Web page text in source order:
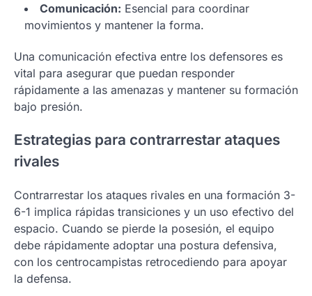
Comunicación: Esencial para coordinar
movimientos y mantener la forma.
Una comunicación efectiva entre los defensores es
vital para asegurar que puedan responder
rápidamente a las amenazas y mantener su formación
bajo presión.
Estrategias para contrarrestar ataques
rivales
Contrarrestar los ataques rivales en una formación 3-
6-1 implica rápidas transiciones y un uso efectivo del
espacio. Cuando se pierde la posesión, el equipo
debe rápidamente adoptar una postura defensiva,
con los centrocampistas retrocediendo para apoyar
la defensa.